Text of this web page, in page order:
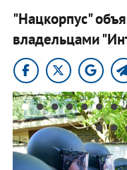
"Нацкорпус"
владельцами